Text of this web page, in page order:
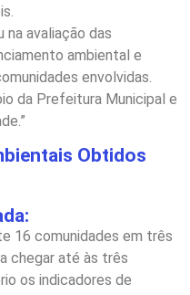
na avaliação das
ambiental e
envolvidas.
da Prefeitura Municipal e
Obtidos
16 comunidades em três
chegar até às três
os indicadores de